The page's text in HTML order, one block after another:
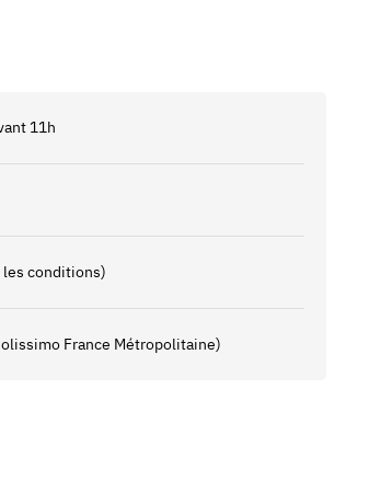
11h
les conditions)
France Métropolitaine)